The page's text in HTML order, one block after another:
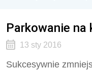
Parkowanie na
13 sty 2016
Sukcesywnie